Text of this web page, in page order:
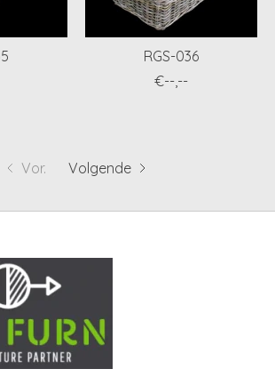
RGS-036
€--,--
Vor. Volgende